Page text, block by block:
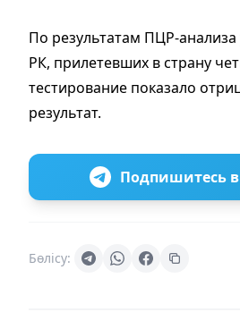
По результатам ПЦР-анализа
РК, прилетевших в страну
тестирование показало
результат.
Подпишитесь в
Бөлісу: